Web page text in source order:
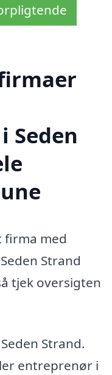
Seden
firma med
Strand
tjek oversigten
Strand.
entreprenør i